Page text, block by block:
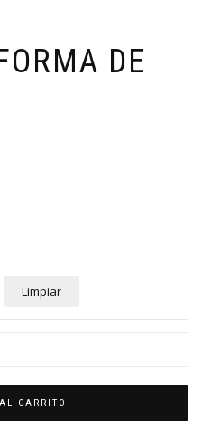
DE
Limpiar
CARRITO